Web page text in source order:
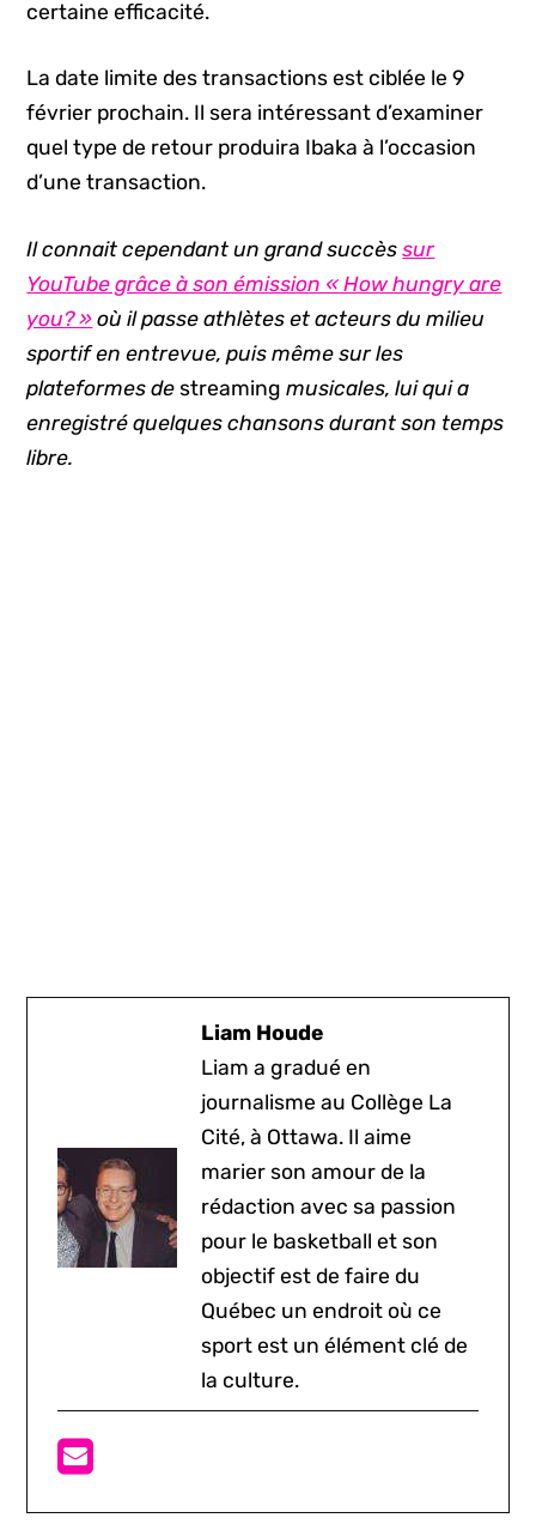
certaine efficacité.
La date limite des transactions est ciblée le 9
février prochain. Il sera intéressant d’examiner
quel type de retour produira Ibaka à l’occasion
d’une transaction.
Il connait cependant un grand succèssur
YouTube grâce à son émission « How hungry are
you? » où il passe athlètes et acteurs du milieu
sportif en entrevue, puis même sur les
plateformes destreamingmusicales, lui qui a
enregistré quelques chansons durant son temps
libre.
Liam Houde
Liam a gradué en
journalisme au Collège La
Cité, à Ottawa. Il aime
marier son amour de la
rédaction avec sa passion
pour le basketball et son
objectif est de faire du
Québec un endroit où ce
sport est un élément clé de
la culture.